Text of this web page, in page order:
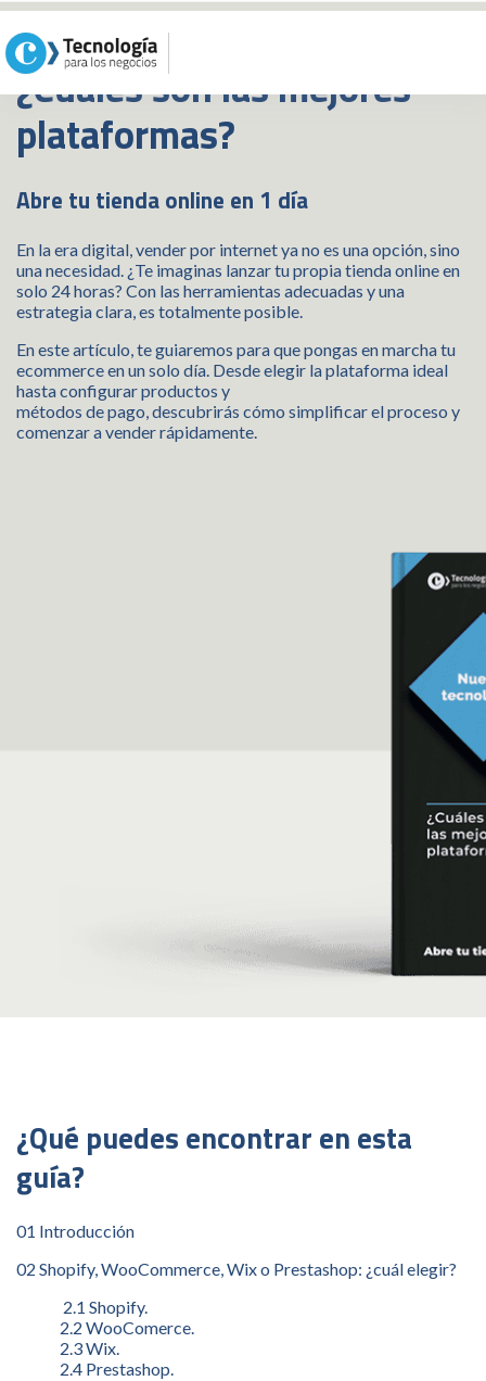
¿Cuáles son las mejores
plataformas?
Abre tu tienda online en 1 día
En la era digital, vender por internet ya no es una opción, sino
una necesidad. ¿Te imaginas lanzar tu propia tienda online en
solo 24 horas? Con las herramientas adecuadas y una
estrategia clara, es totalmente posible.
En este artículo, te guiaremos para que pongas en marcha tu
ecommerce en un solo día. Desde elegir la plataforma ideal
hasta configurar productos y
métodos de pago, descubrirás cómo simplificar el proceso y
comenzar a vender rápidamente.
¿Qué puedes encontrar en esta
guía?
01 Introducción
02 Shopify, WooCommerce, Wix o Prestashop: ¿cuál elegir?
2.1 Shopify.
2.2 WooComerce.
2.3 Wix.
2.4 Prestashop.